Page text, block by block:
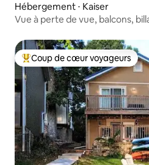
Hébergement ⋅ Kaiser
Vue à perte de vue, balcons,
Coups de cœur voyageurs les
Coup de cœur voyageurs